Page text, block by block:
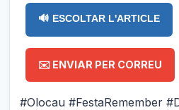
🔊 ESCOLTAR L'ARTICLE
✉️ ENVIAR PER CORREU
#Olocau #FestaRemember